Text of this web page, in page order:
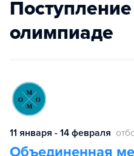
олимпиаде
11 января - 14 февраля
Объединенная